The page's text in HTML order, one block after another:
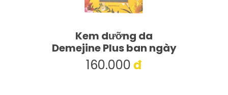
Kem dưỡng da
Demejine Plus ban ngày
160.000đ